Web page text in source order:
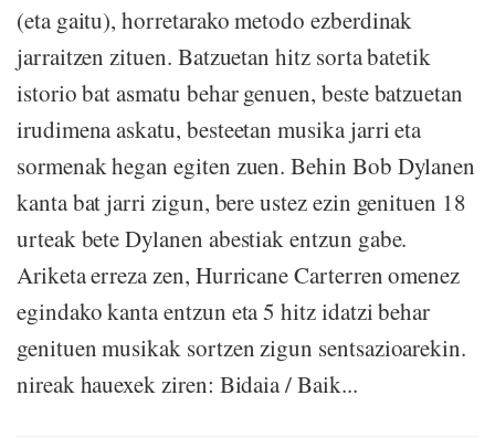
(eta gaitu), horretarako metodo ezberdinak
jarraitzen zituen. Batzuetan hitz sorta batetik
istorio bat asmatu behar genuen, beste batzuetan
irudimena askatu, besteetan musika jarri eta
sormenak hegan egiten zuen. Behin Bob Dylanen
kanta bat jarri zigun, bere ustez ezin genituen 18
urteak bete Dylanen abestiak entzun gabe.
Ariketa erreza zen, Hurricane Carterren omenez
egindako kanta entzun eta 5 hitz idatzi behar
genituen musikak sortzen zigun sentsazioarekin.
nireak hauexek ziren: Bidaia / Baik...